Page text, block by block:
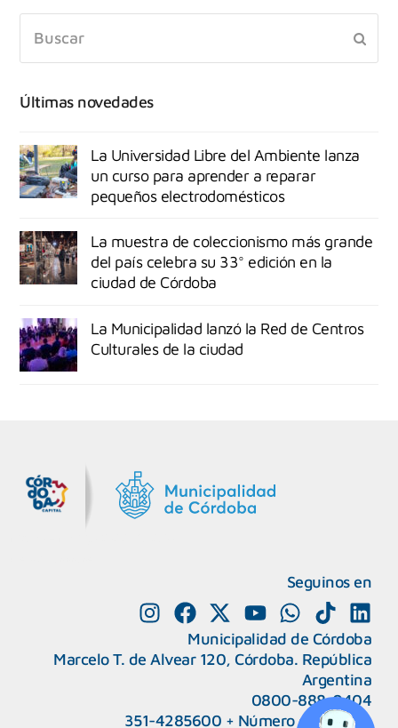
Últimas novedades
La Universidad Libre del Ambiente lanza
un curso para aprender a reparar
pequeños electrodomésticos
La muestra de coleccionismo más grande
del país celebra su 33° edición en la
ciudad de Córdoba
La Municipalidad lanzó la Red de Centros
Culturales de la ciudad
Seguinos en
Municipalidad de Córdoba
Marcelo T. de Alvear 120, Córdoba. República
Argentina
0800-888-0404
351-4285600 + Número de interno
CAPeM – Centro de Atención a Personas Migrantes y Refugiadas.